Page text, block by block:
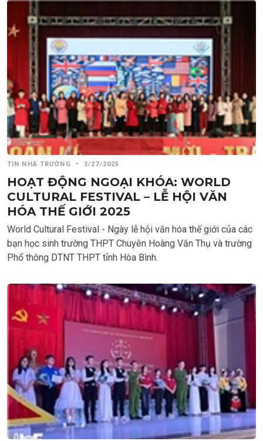
TIN NHÀ TRƯỜNG • 3/27/2025
HOẠT ĐỘNG NGOẠI KHÓA: WORLD
CULTURAL FESTIVAL – LỄ HỘI VĂN
HÓA THẾ GIỚI 2025
World Cultural Festival - Ngày lễ hội văn hóa thế giới của các
bạn học sinh trường THPT Chuyên Hoàng Văn Thụ và trường
Phổ thông DTNT THPT tỉnh Hòa Bình.